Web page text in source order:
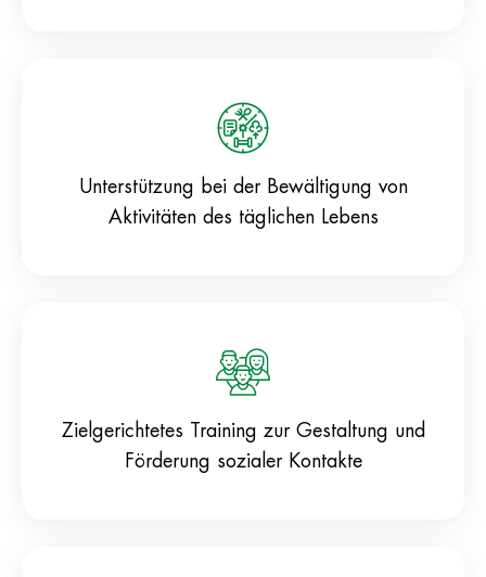
Unterstützung bei der Bewältigung von
Aktivitäten des täglichen Lebens
Zielgerichtetes Training zur Gestaltung und
Förderung sozialer Kontakte